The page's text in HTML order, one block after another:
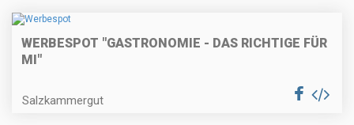
WERBESPOT "GASTRONOMIE - DAS RICHTIGE FÜR
MI"
Salzkammergut